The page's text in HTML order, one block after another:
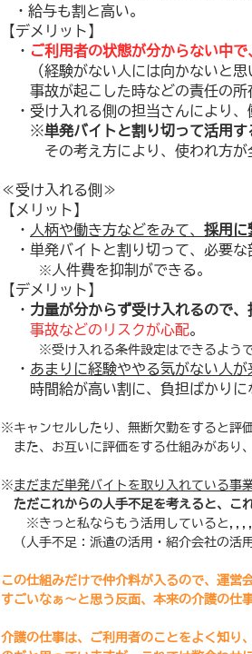
・給与も割と高い。
【デメリット】
・ ご利用者の状態が分からない中
（経験がない人には向かないと思
事故が起こした時などの責任の所
・受け入れる側の担当さんにより、
※単発バイトと割り切って活用
その考え方により、使われ方が全
≪受け入れる側≫
【メリット】
・ 人柄や働き方などをみて、 採用に
・単発バイトと割り切って、必要な
※ 人件費を抑制ができる。
【デメリット】
・ 力量が分からず受け入れるので、
事故などのリスクが心配。
※受け入れる条件設定はできるようで
・ あまりに経験ややる気がない人が
時間給が高い割に、負担ばかりに
※キャンセルしたり、無断欠勤をすると評
また、お互いに評価をする仕組みがあり
※まだまだ単発バイトを取り入れている事
ただこれからの人手不足を考えると、こ
※きっと私ならもう活用していると
（人手不足：派遣の活用・紹介会社の活
この仕組みだけで仲介料が入るので、運営
すごいなぁ～と思う反面、本来の介護の仕
介護の仕事は、ご利用者のことをよく知り